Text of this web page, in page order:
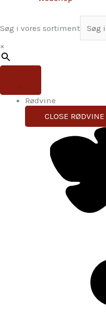
Søg i vores sortiment
×
Rødvine
CLOSE RØDVINE